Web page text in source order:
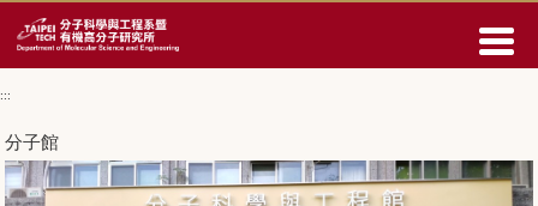
主
要
區
:::
分子館